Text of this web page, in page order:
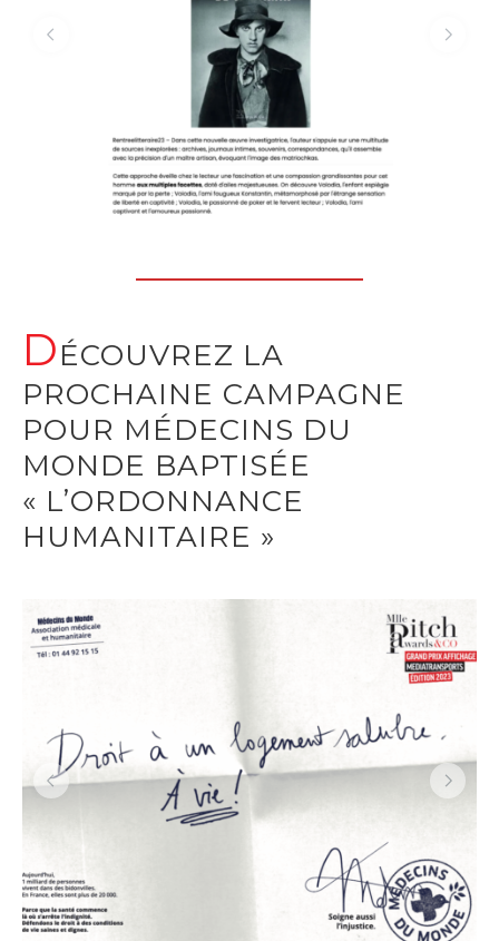
DÉCOUVREZ LA
PROCHAINE CAMPAGNE
POUR MÉDECINS DU
MONDE BAPTISÉE
« L’ORDONNANCE
HUMANITAIRE »